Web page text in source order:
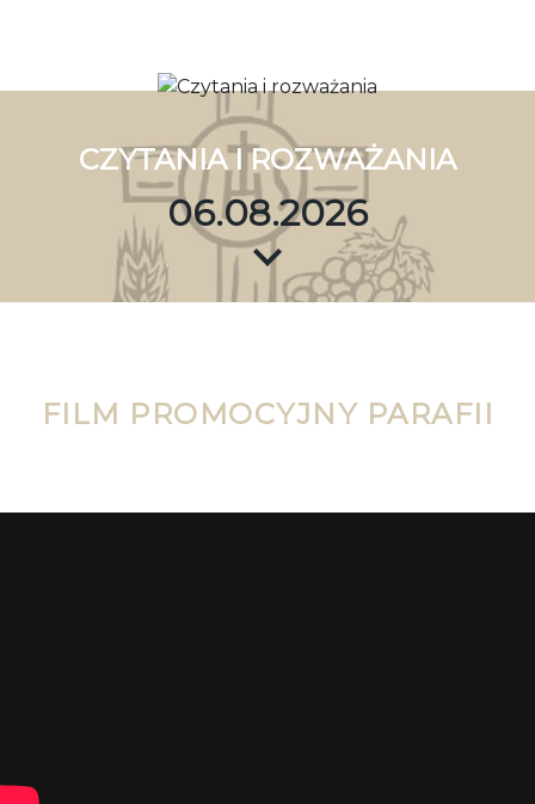
CZYTANIA I ROZWAŻANIA
06.08.2026
FILM PROMOCYJNY PARAFII